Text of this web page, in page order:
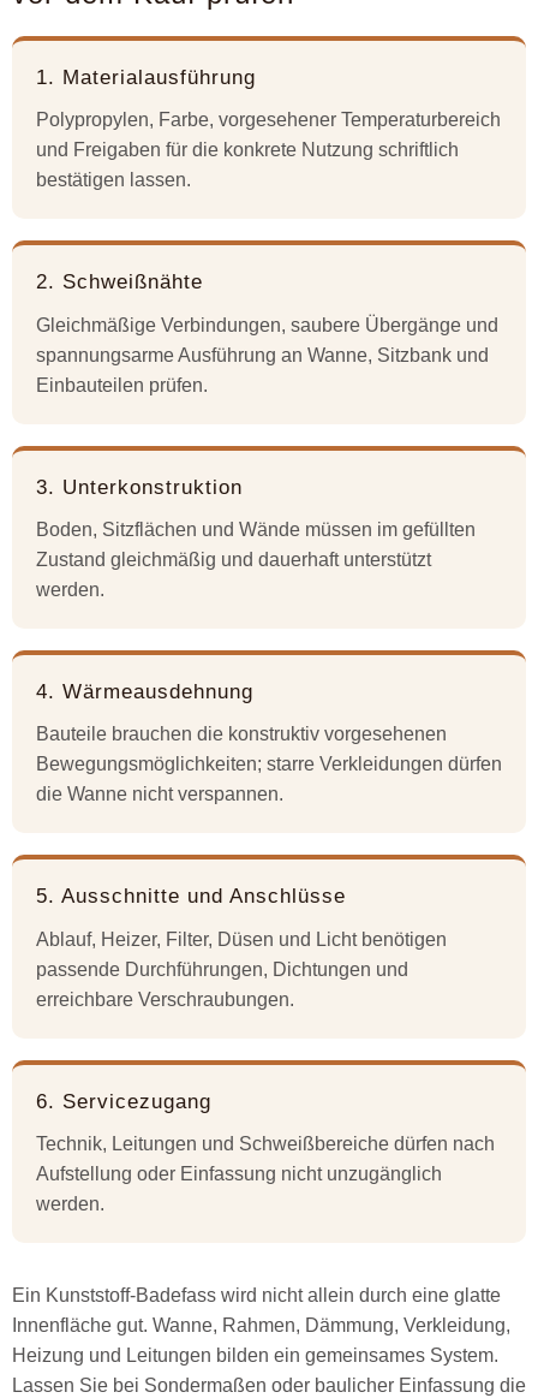
1. Materialausführung
Polypropylen, Farbe, vorgesehener Temperaturbereich
und Freigaben für die konkrete Nutzung schriftlich
bestätigen lassen.
2. Schweißnähte
Gleichmäßige Verbindungen, saubere Übergänge und
spannungsarme Ausführung an Wanne, Sitzbank und
Einbauteilen prüfen.
3. Unterkonstruktion
Boden, Sitzflächen und Wände müssen im gefüllten
Zustand gleichmäßig und dauerhaft unterstützt
werden.
4. Wärmeausdehnung
Bauteile brauchen die konstruktiv vorgesehenen
Bewegungsmöglichkeiten; starre Verkleidungen dürfen
die Wanne nicht verspannen.
5. Ausschnitte und Anschlüsse
Ablauf, Heizer, Filter, Düsen und Licht benötigen
passende Durchführungen, Dichtungen und
erreichbare Verschraubungen.
6. Servicezugang
Technik, Leitungen und Schweißbereiche dürfen nach
Aufstellung oder Einfassung nicht unzugänglich
werden.
Ein Kunststoff-Badefass wird nicht allein durch eine glatte
Innenfläche gut. Wanne, Rahmen, Dämmung, Verkleidung,
Heizung und Leitungen bilden ein gemeinsames System.
Lassen Sie bei Sondermaßen oder baulicher Einfassung die